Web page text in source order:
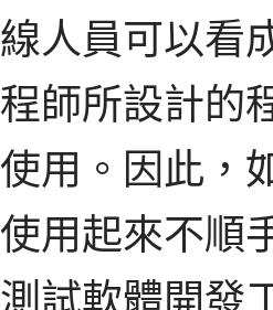
線人員可以看
程師所設計的
使用。因此，
使用起來不順
測試軟體開發